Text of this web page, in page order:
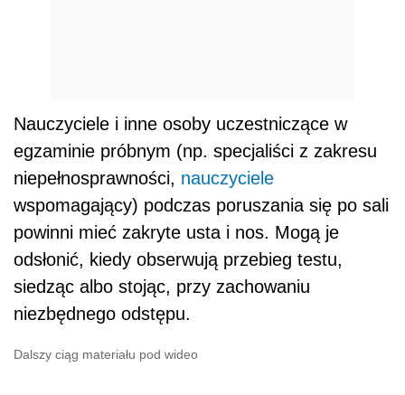
Nauczyciele i inne osoby uczestniczące w
egzaminie próbnym (np. specjaliści z zakresu
niepełnosprawności, nauczyciele
wspomagający) podczas poruszania się po sali
powinni mieć zakryte usta i nos. Mogą je
odsłonić, kiedy obserwują przebieg testu,
siedząc albo stojąc, przy zachowaniu
niezbędnego odstępu.
Dalszy ciąg materiału pod wideo